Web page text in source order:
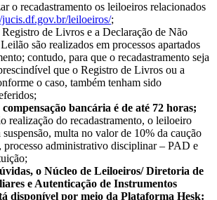
o recadastramento os leiloeiros relacionados
jucis.df.gov.br/leiloeiros/;
de Livros e a Declaração de Não
são realizados em processos apartados
contudo, para que o recadastramento seja
que o Registro de Livros ou a
o caso, também tenham sido
bancária é de até 72 horas;
realização do recadastramento, o leiloeiro
suspensão, multa no valor de 10% da caução
processo administrativo disciplinar – PAD e
o Núcleo de Leiloeiros/ Diretoria de
e Autenticação de Instrumentos
disponível por meio da Plataforma Hesk: